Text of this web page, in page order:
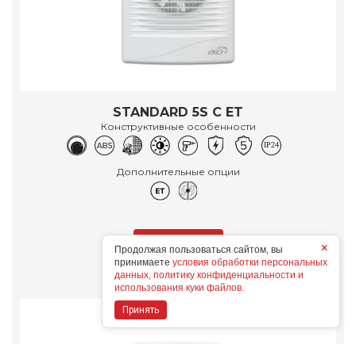
STANDARD 5S C ET
Конструктивные особенности
Дополнительные опции
Подробнее ×
Продолжая пользоваться сайтом, вы
принимаете условия обработки персональных
данных, политику конфиденциальности и
использования куки файлов.
Принять